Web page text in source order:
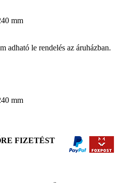
mm
adható le rendelés az áruházban.
mm
FIZETÉST